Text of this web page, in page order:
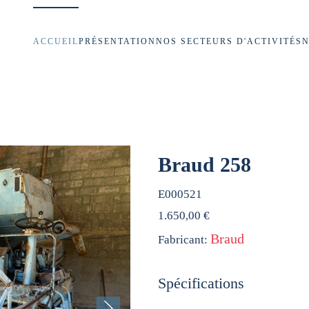
ACCUEILPRÉSENTATIONNOS SECTEURS D'ACTIVITÉS
Braud 258
E000521
1.650,00 €
Fabricant: Braud
Spécifications